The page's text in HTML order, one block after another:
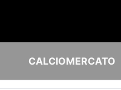
CALCIOMERCATO